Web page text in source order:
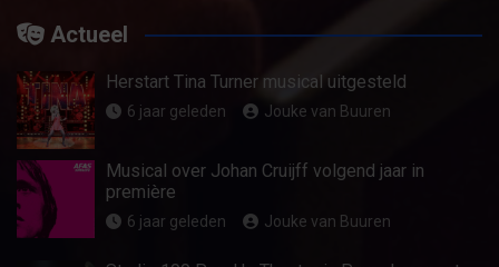
Actueel
Herstart Tina Turner musical uitgesteld
6 jaar geleden Jouke van Buuren
Musical over Johan Cruijff volgend jaar in
première
6 jaar geleden Jouke van Buuren